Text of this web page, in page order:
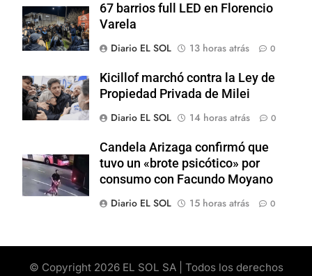
67 barrios full LED en Florencio
Varela
Diario EL SOL
13 horas atrás 0
Kicillof marchó contra la Ley de
Propiedad Privada de Milei
Diario EL SOL
14 horas atrás 0
Candela Arizaga confirmó que
tuvo un «brote psicótico» por
consumo con Facundo Moyano
Diario EL SOL
15 horas atrás 0
© Copyright 2026 EL SOL SA | Todos los derechos